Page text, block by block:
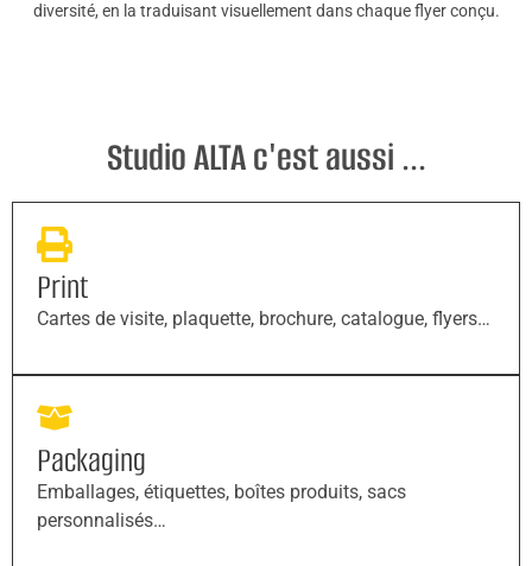
diversité, en la traduisant visuellement dans chaque flyer conçu.
Studio ALTA c'est aussi ...
Print
Cartes de visite, plaquette, brochure, catalogue, flyers…
Packaging
Emballages, étiquettes, boîtes produits, sacs
personnalisés…